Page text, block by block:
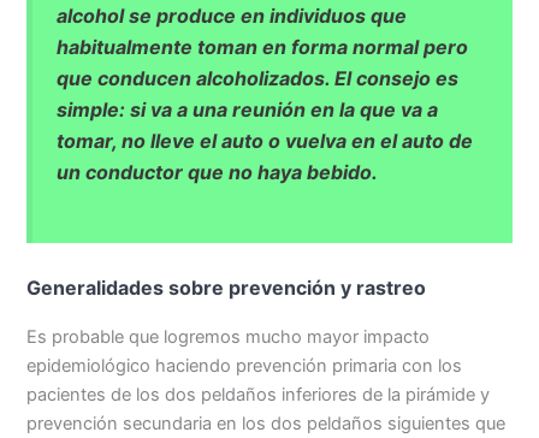
alcohol se produce en individuos que
habitualmente toman en forma normal pero
que conducen alcoholizados. El consejo es
simple: si va a una reunión en la que va a
tomar, no lleve el auto o vuelva en el auto de
un conductor que no haya bebido.
Generalidades sobre prevención y rastreo
Es probable que logremos mucho mayor impacto
epidemiológico haciendo prevención primaria con los
pacientes de los dos peldaños inferiores de la pirámide y
prevención secundaria en los dos peldaños siguientes que